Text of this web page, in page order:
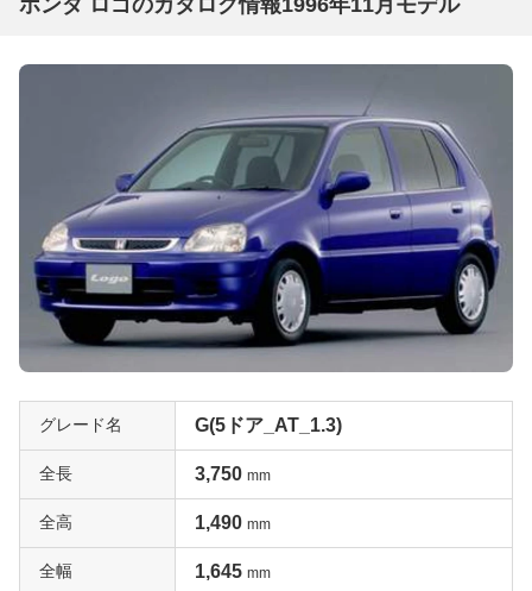
ホンダ ロゴのカタログ情報1996年11月モデル
グレード名 G(5ドア_AT_1.3)
全長 3,750 mm
全高 1,490 mm
全幅 1,645 mm